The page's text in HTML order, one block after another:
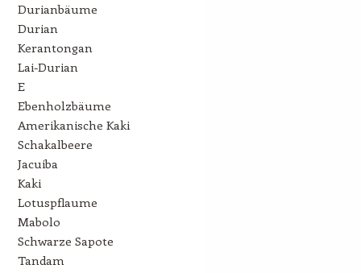
Durianbäume
Durian
Kerantongan
Lai-Durian
E
Ebenholzbäume
Amerikanische Kaki
Schakalbeere
Jacuiba
Kaki
Lotuspflaume
Mabolo
Schwarze Sapote
Tandam